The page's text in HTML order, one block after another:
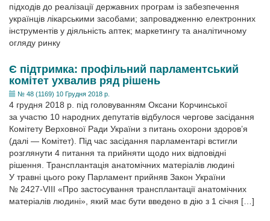
підходів до реалізації державних програм із забезпечення
українців лікарськими засобами; запровадженню електронних
інструментів у діяльність аптек; маркетингу та аналітичному
огляду ринку
Є підтримка: профільний парламентський
комітет ухвалив ряд рішень
№ 48 (1169) 10 Грудня 2018 р.
4 грудня 2018 р. під головуванням Оксани Корчинської
за участю 10 народних депутатів відбулося чергове засідання
Комітету Верховної Ради України з питань охорони здоров’я
(далі — Комітет). Під час засідання парламентарі встигли
розглянути 4 питання та прийняти щодо них відповідні
рішення. Трансплантація анатомічних матеріалів людині
У травні цього року Парламент прийняв Закон України
№ 2427-VIII «Про застосування трансплантації анатомічних
матеріалів людині», який має бути введено в дію з 1 січня […]